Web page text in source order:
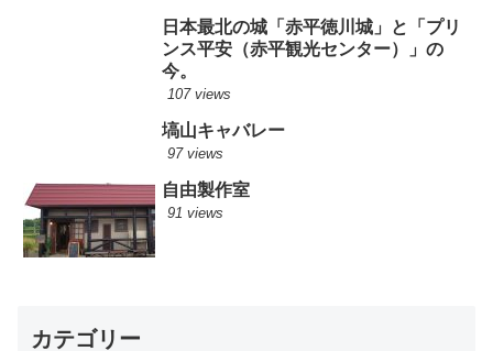
日本最北の城「赤平徳川城」と「プリ
ンス平安（赤平観光センター）」の
今。
107 views
塙山キャバレー
97 views
自由製作室
91 views
カテゴリー